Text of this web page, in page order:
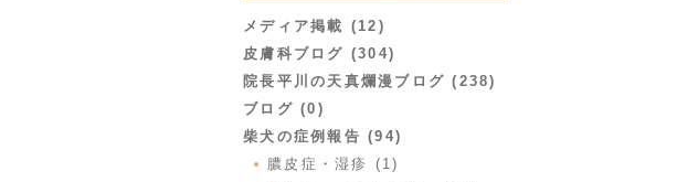
メディア掲載 (12)
皮膚科ブログ (304)
院長平川の天真爛漫ブログ (238)
ブログ (0)
柴犬の症例報告 (94)
膿皮症・湿疹 (1)